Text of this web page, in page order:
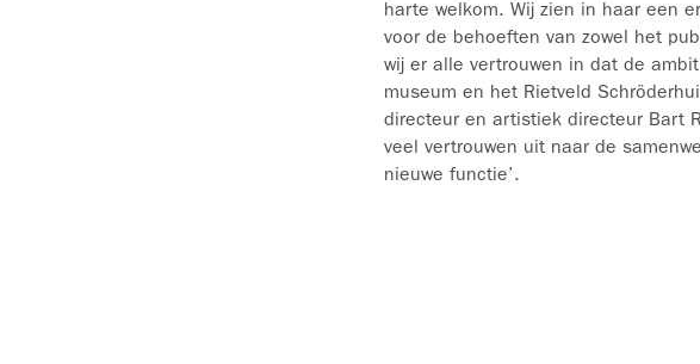
harte welkom. Wij zien in haar een
voor de behoeften van zowel het
wij er alle vertrouwen in dat de
museum en het Rietveld
directeur en artistiek directeur Bart
veel vertrouwen uit naar de
nieuwe functie’.